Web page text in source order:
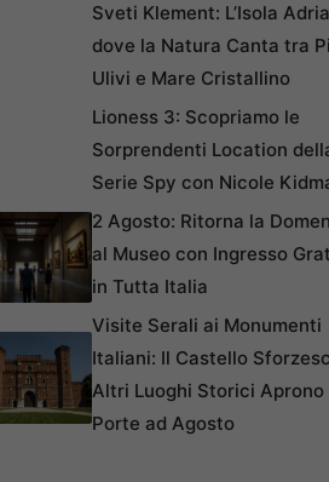
Sveti Klement: L’Isola
dove la Natura Canta tra
Ulivi e Mare Cristallino
Lioness 3: Scopriamo le
Sorprendenti Location
Serie Spy con Nicole
2 Agosto: Ritorna la
al Museo con Ingresso
in Tutta Italia
Visite Serali ai Monumenti
Italiani: Il Castello
Altri Luoghi Storici Aprono
Porte ad Agosto